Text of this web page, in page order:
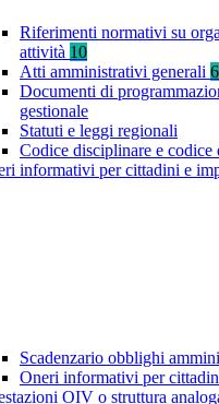
Riferimenti normativi su
attività 10
Atti amministrativi generali 6
Documenti di
gestionale
Statuti e leggi regionali
Codice disciplinare e codice
informativi per cittadini e
Scadenzario obblighi
Oneri informativi per
OIV o struttura